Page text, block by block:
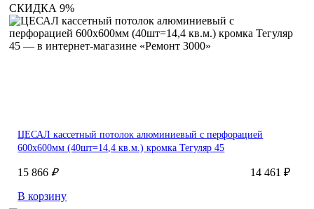
СКИДКА 9%
ЦЕСАЛ кассетный потолок алюминиевый с перфорацией
600х600мм (40шт=14,4 кв.м.) кромка Тегуляр 45
15 866₽
14 461 ₽
В корзину